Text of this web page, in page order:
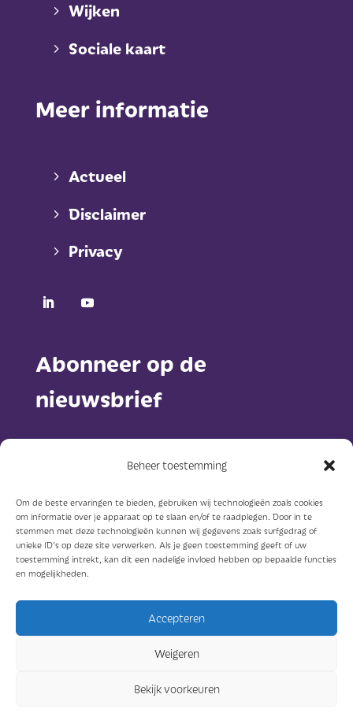
Beheer toestemming
Om de beste ervaringen te bieden, gebruiken wij technologieën zoals cookies
om informatie over je apparaat op te slaan en/of te raadplegen. Door in te
stemmen met deze technologieën kunnen wij gegevens zoals surfgedrag of
unieke ID's op deze site verwerken. Als je geen toestemming geeft of uw
toestemming intrekt, kan dit een nadelige invloed hebben op bepaalde functies
en mogelijkheden.
Accepteren
Weigeren
Bekijk voorkeuren
Wijken
Sociale kaart
Meer informatie
Actueel
Disclaimer
Privacy
Abonneer op de
nieuwsbrief
Abonneer
© Sterkzorg 2023
Ontwerp: Concreet geeft vorm